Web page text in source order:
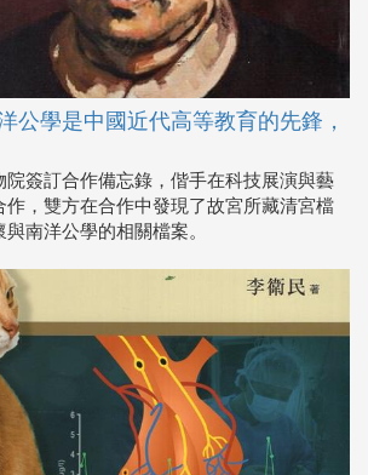
公學是中國近代高等教育的先鋒，
院簽訂合作備忘錄，偕手在科技展演與藝
作，雙方在合作中發現了故宮所藏清宮檔
南洋公學的相關檔案。